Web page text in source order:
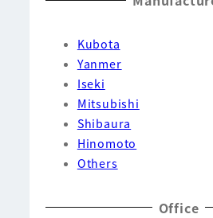
Kubota
Yanmer
Iseki
Mitsubishi
Shibaura
Hinomoto
Others
Office